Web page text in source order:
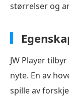
størrelser og
JW Player
nyte. En av
spille av